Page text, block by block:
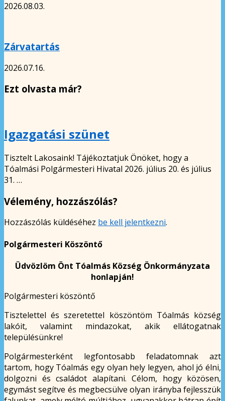
2026.08.03.
Zárvatartás
2026.07.16.
Ezt olvasta már?
Igazgatási szünet
Tisztelt Lakosaink! Tájékoztatjuk Önöket, hogy a
Tóalmási Polgármesteri Hivatal 2026. július 20. és július
31. …
Vélemény, hozzászólás?
Hozzászólás küldéséhez be kell jelentkezni.
Polgármesteri Köszöntő
Üdvözlöm Önt Tóalmás Község Önkormányzata
honlapján!
Polgármesteri köszöntő
Tisztelettel és szeretettel köszöntöm Tóalmás község
lakóit, valamint mindazokat, akik ellátogatnak
településünkre!
Polgármesterként legfontosabb feladatomnak azt
tartom, hogy Tóalmás egy olyan hely legyen, ahol jó élni,
dolgozni és családot alapítani. Célom, hogy közösen,
egymást segítve és megbecsülve olyan irányba fejlesszük